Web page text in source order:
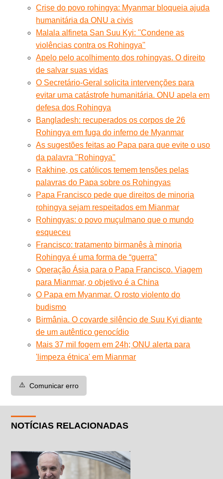
Crise do povo rohingya: Myanmar bloqueia ajuda
humanitária da ONU a civis
Malala alfineta San Suu Kyi: ''Condene as
violências contra os Rohingya''
Apelo pelo acolhimento dos rohingyas. O direito
de salvar suas vidas
O Secretário-Geral solicita intervenções para
evitar uma catástrofe humanitária. ONU apela em
defesa dos Rohingya
Bangladesh: recuperados os corpos de 26
Rohingya em fuga do inferno de Myanmar
As sugestões feitas ao Papa para que evite o uso
da palavra "Rohingya"
Rakhine, os católicos temem tensões pelas
palavras do Papa sobre os Rohingyas
Papa Francisco pede que direitos de minoria
rohingya sejam respeitados em Mianmar
Rohingyas: o povo muçulmano que o mundo
esqueceu
Francisco: tratamento birmanês à minoria
Rohingya é uma forma de “guerra”
Operação Ásia para o Papa Francisco. Viagem
para Mianmar, o objetivo é a China
O Papa em Myanmar. O rosto violento do
budismo
Birmânia. O covarde silêncio de Suu Kyi diante
de um autêntico genocídio
Mais 37 mil fogem em 24h; ONU alerta para
'limpeza étnica' em Mianmar
⚠️ Comunicar erro
NOTÍCIAS RELACIONADAS